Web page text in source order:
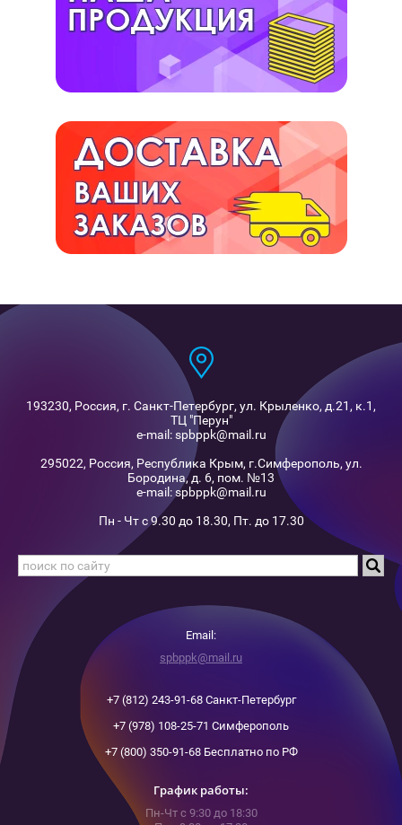
193230, Россия, г. Санкт-Петербург, ул. Крыленко, д.21, к.1,
ТЦ "Перун"
e-mail: spbppk@mail.ru
295022, Россия, Республика Крым, г.Симферополь, ул.
Бородина, д. 6, пом. №13
e-mail: spbppk@mail.ru
Пн - Чт с 9.30 до 18.30, Пт. до 17.30
Email:
spbppk@mail.ru
+7 (812) 243-91-68 Санкт-Петербург
+7 (978) 108-25-71 Симферополь
+7 (800) 350-91-68 Бесплатно по РФ
График работы:
Пн-Чт с 9:30 до 18:30